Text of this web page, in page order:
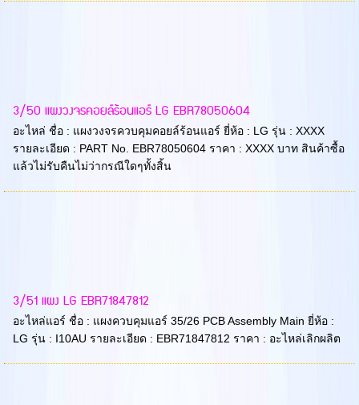
3/50 แผงวงจรคอยล์ร้อนแอร์ LG EBR78050604
อะไหล่ ชื่อ : แผงวงจรควบคุมคอยล์ร้อนแอร์ ยี่ห้อ : LG รุ่น : XXXX
รายละเอียด : PART No. EBR78050604 ราคา : XXXX บาท สินค้าซื้อ
แล้วไม่รับคืนไม่ว่ากรณีใดๆทั้งสิ้น
3/51 แผง LG EBR71847812
อะไหล่แอร์ ชื่อ : แผงควบคุมแอร์ 35/26 PCB Assembly Main ยี่ห้อ :
LG รุ่น : I10AU รายละเอียด : EBR71847812 ราคา : อะไหล่เลิกผลิต